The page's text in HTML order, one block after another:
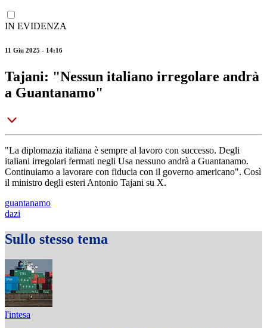
IN EVIDENZA
11 Giu 2025 - 14:16
Tajani: "Nessun italiano irregolare andrà
a Guantanamo"
"La diplomazia italiana è sempre al lavoro con successo. Degli
italiani irregolari fermati negli Usa nessuno andrà a Guantanamo.
Continuiamo a lavorare con fiducia con il governo americano". Così
il ministro degli esteri Antonio Tajani su X.
guantanamo
dazi
Sullo stesso tema
l'intesa